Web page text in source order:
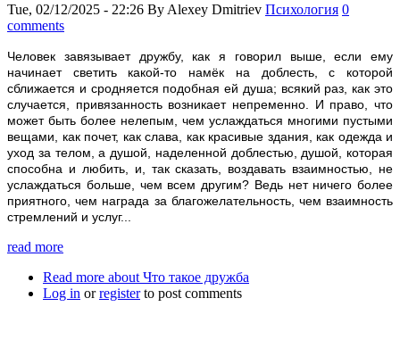
Tue, 02/12/2025 - 22:26 By Alexey Dmitriev Психология 0
comments
Человек завязывает дружбу, как я говорил выше, если ему
начинает светить какой-то намёк на доблесть, с которой
сближается и сродняется подобная ей душа; всякий раз, как это
случается, привязанность возникает непременно. И право, что
может быть более нелепым, чем услаждаться многими пустыми
вещами, как почет, как слава, как красивые здания, как одежда и
уход за телом, а душой, наделенной доблестью, душой, которая
способна и любить, и, так сказать, воздавать взаимностью, не
услаждаться больше, чем всем другим? Ведь нет ничего более
приятного, чем награда за благожелательность, чем взаимность
стремлений и услуг...
read more
Read more about Что такое дружба
Log in orregisterto post comments